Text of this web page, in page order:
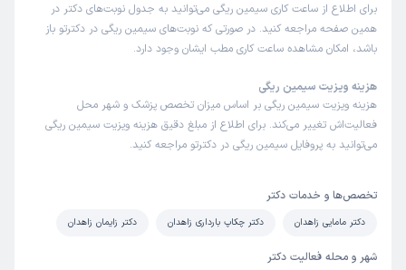
برای اطلاع از ساعت کاری سیمین ریگی می‌توانید به جدول نوبت‌های دکتر در
همین صفحه مراجعه کنید. در صورتی که نوبت‌های سیمین ریگی در دکترتو باز
باشد، امکان مشاهده ساعت کاری مطب ایشان وجود دارد.
هزینه ویزیت سیمین ریگی
هزینه ویزیت سیمین ریگی بر اساس میزان تخصص پزشک و شهر محل
فعالیت‌اش تغییر می‌کند. برای اطلاع از مبلغ دقیق هزینه ویزیت سیمین ریگی
می‌توانید به پروفایل سیمین ریگی در دکترتو مراجعه کنید.
تخصص‌ها و خدمات دکتر
دکتر مامایی زاهدان دکتر چکاپ بارداری زاهدان دکتر زایمان زاهدان
شهر و محله فعالیت دکتر